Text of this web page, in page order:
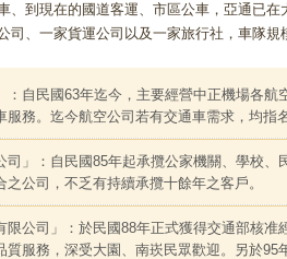
、到現在的國道客運、市區公車，亞通已
司、一家貨運公司以及一家旅行社，車隊規
：自民國63年迄今，主要經營中正機場各
服務。迄今航空公司若有交通車需求，均指
司」：自民國85年起承攬公家機關、學校
公司，不乏有持續承攬十餘年之客戶。
限公司」：於民國88年正式獲得交通部核
質服務，深受大園、南崁民眾歡迎。另於